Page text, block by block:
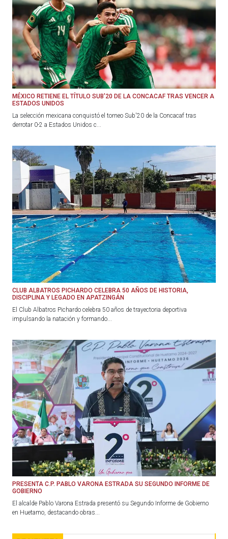
MÉXICO RETIENE EL TÍTULO SUB'20 DE LA CONCACAF TRAS VENCER A
ESTADOS UNIDOS
La selección mexicana conquistó el torneo Sub'20 de la Concacaf tras
derrotar 0-2 a Estados Unidos c...
CLUB ALBATROS PICHARDO CELEBRA 50 AÑOS DE HISTORIA,
DISCIPLINA Y LEGADO EN APATZINGÁN
El Club Albatros Pichardo celebra 50 años de trayectoria deportiva
impulsando la natación y formando...
PRESENTA C.P. PABLO VARONA ESTRADA SU SEGUNDO INFORME DE
GOBIERNO
El alcalde Pablo Varona Estrada presentó su Segundo Informe de Gobierno
en Huetamo, destacando obras...